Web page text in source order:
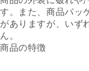
す。また、商品パッ
がありますが、いず
ん。
商品の特徴